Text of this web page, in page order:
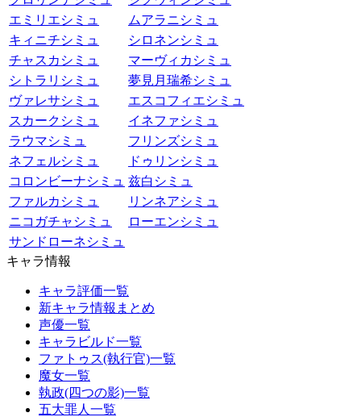
エミリエシミュ
ムアラニシミュ
キィニチシミュ
シロネンシミュ
チャスカシミュ
マーヴィカシミュ
シトラリシミュ
夢見月瑞希シミュ
ヴァレサシミュ
エスコフィエシミュ
スカークシミュ
イネファシミュ
ラウマシミュ
フリンズシミュ
ネフェルシミュ
ドゥリンシミュ
コロンビーナシミュ 兹白シミュ
ファルカシミュ
リンネアシミュ
ニコガチャシミュ
ローエンシミュ
サンドローネシミュ
キャラ情報
キャラ評価一覧
新キャラ情報まとめ
声優一覧
キャラビルド一覧
ファトゥス(執行官)一覧
魔女一覧
執政(四つの影)一覧
五大罪人一覧